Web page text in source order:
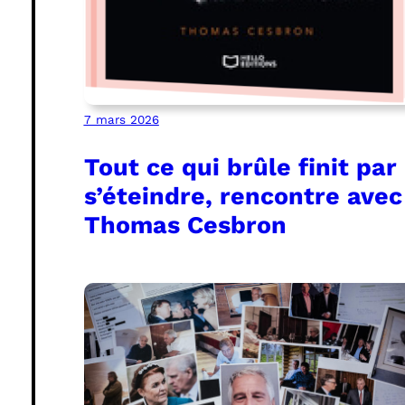
7 mars 2026
Tout ce qui brûle finit par
s’éteindre, rencontre avec
Thomas Cesbron